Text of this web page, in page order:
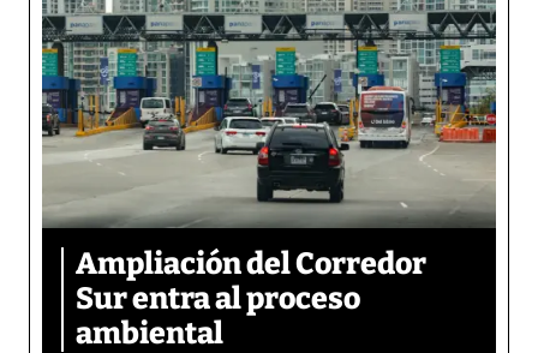
Ampliación del Corredor
Sur entra al proceso
ambiental